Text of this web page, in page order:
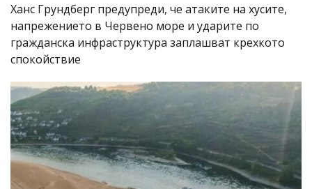
Ханс Грундберг предупреди, че атаките на хусите,
напрежението в Червено море и ударите по
гражданска инфраструктура заплашват крехкото
спокойствие